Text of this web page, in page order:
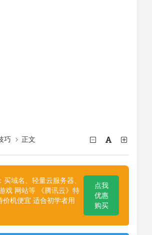
巧 正文
买域名、轻量云服务器、
戏 网站等 《腾讯云》特
价机便宜 适合初学者用
点我
优惠
购买